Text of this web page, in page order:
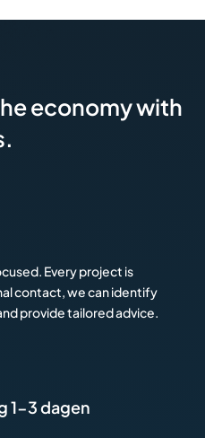
economy with
Every project is
contact, we can identify
provide tailored advice.
1-3 dagen